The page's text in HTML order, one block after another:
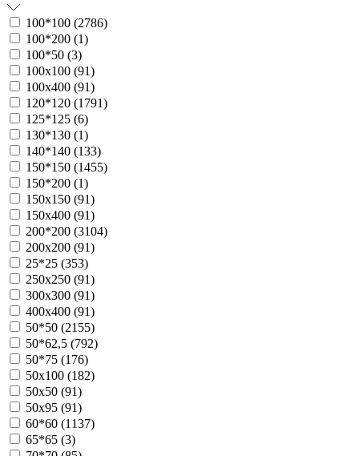
100*100 (2786)
100*200 (1)
100*50 (3)
100х100 (91)
100х400 (91)
120*120 (1791)
125*125 (6)
130*130 (1)
140*140 (133)
150*150 (1455)
150*200 (1)
150х150 (91)
150х400 (91)
200*200 (3104)
200х200 (91)
25*25 (353)
250х250 (91)
300х300 (91)
400х400 (91)
50*50 (2155)
50*62,5 (792)
50*75 (176)
50х100 (182)
50х50 (91)
50х95 (91)
60*60 (1137)
65*65 (3)